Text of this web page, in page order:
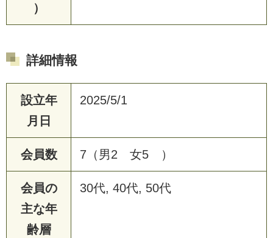
）
詳細情報
設立年
月日
2025/5/1
会員数 7（男2 女5 ）
会員の
主な年
齢層
30代, 40代, 50代